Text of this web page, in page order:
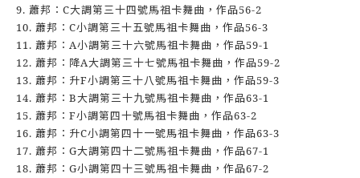
9. 蕭邦：C大調第三十四號馬祖卡舞曲，作品56-2
10. 蕭邦：C小調第三十五號馬祖卡舞曲，作品56-3
11. 蕭邦：A小調第三十六號馬祖卡舞曲，作品59-1
12. 蕭邦：降A大調第三十七號馬祖卡舞曲，作品59-2
13. 蕭邦：升F小調第三十八號馬祖卡舞曲，作品59-3
14. 蕭邦：B大調第三十九號馬祖卡舞曲，作品63-1
15. 蕭邦：F小調第四十號馬祖卡舞曲，作品63-2
16. 蕭邦：升C小調第四十一號馬祖卡舞曲，作品63-3
17. 蕭邦：G大調第四十二號馬祖卡舞曲，作品67-1
18. 蕭邦：G小調第四十三號馬祖卡舞曲，作品67-2